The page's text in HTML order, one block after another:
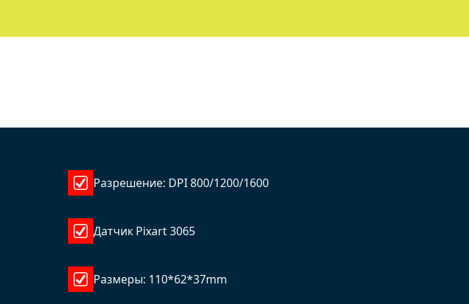
Разрешение: DPI 800/1200/1600
Датчик Pixart 3065
Размеры: 110*62*37mm